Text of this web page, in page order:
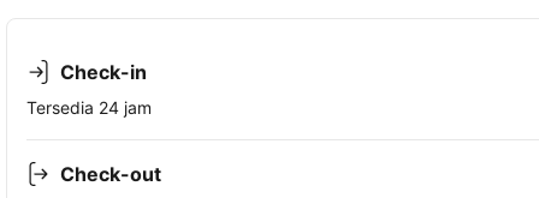
Check-in
Tersedia 24 jam
Check-out